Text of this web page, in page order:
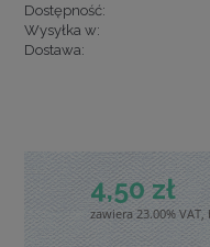
Dostępność:
Wysyłka w:
Dostawa:
Cena nie zawiera
4,50 zł
zawiera 23.00%